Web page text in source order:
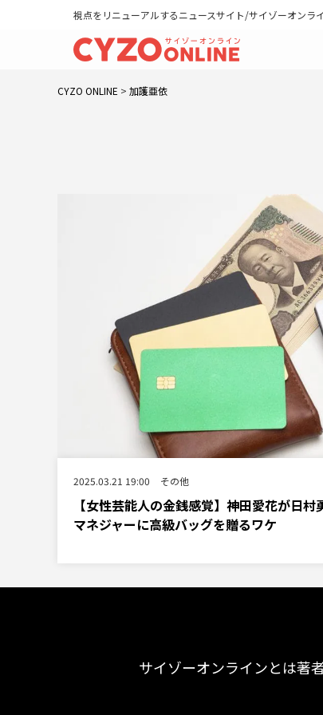
視点をリニューアルするニュースサイト/サイゾーオンラ
CYZO ONLINE > 加護亜依
2025.03.21 19:00 その他
【女性芸能人の金銭感覚】神田愛花が日
マネジャーに高級バッグを贈るワケ
サイゾーオンラインとは著